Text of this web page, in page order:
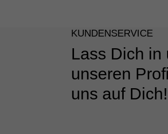
KUNDENSERVICE
Lass Dich in
unseren
uns auf Dich!